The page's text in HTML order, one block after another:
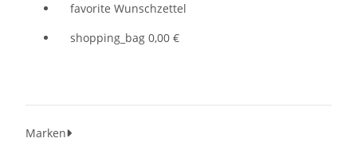
favorite Wunschzettel
shopping_bag 0,00 €
Marken